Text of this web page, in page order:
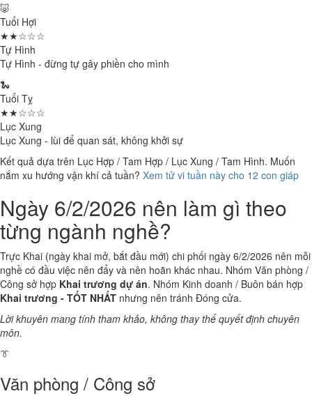
🐷
Tuổi Hợi
★★☆☆☆
Tự Hình
Tự Hình - đừng tự gây phiền cho mình
🐍
Tuổi Tỵ
★★☆☆☆
Lục Xung
Lục Xung - lùi để quan sát, không khởi sự
Kết quả dựa trên Lục Hợp / Tam Hợp / Lục Xung / Tam Hình. Muốn
nắm xu hướng vận khí cả tuần? Xem tử vi tuần này cho 12 con giáp
Ngày 6/2/2026 nên làm gì theo
từng ngành nghề?
Trực Khai (ngày khai mở, bắt đầu mới) chi phối ngày 6/2/2026 nên mỗi
nghề có đầu việc nên đẩy và nên hoãn khác nhau. Nhóm Văn phòng /
Công sở hợp Khai trương dự án. Nhóm Kinh doanh / Buôn bán hợp
Khai trương - TỐT NHẤT nhưng nên tránh Đóng cửa.
Lời khuyên mang tính tham khảo, không thay thế quyết định chuyên
môn.
👔
Văn phòng / Công sở